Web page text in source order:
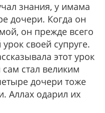
знания, у имама
дочери. Когда он
он прежде всего
своей супруге.
этот урок
стал великим
дочери тоже
Аллах одарил их